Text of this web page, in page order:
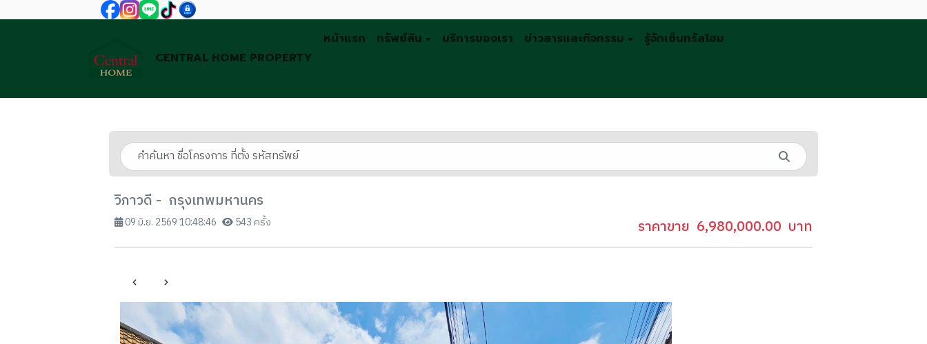
CENTRAL HOME PROPERTY
หน้าแรก ทรัพย์สิน บริการของเรา ข่าวสารและกิจกรรม รู้จักเซ็นทรัลโฮม
วิภาวดี - กรุงเทพมหานคร
09 มิ.ย. 2569 10:48:46 543 ครั้ง ราคาขาย 6,980,000.00 บาท